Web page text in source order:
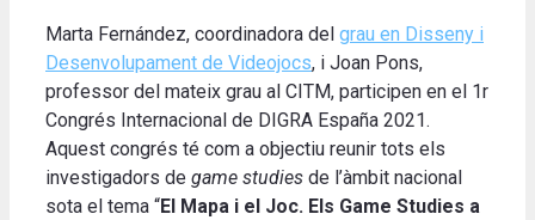
Marta Fernández, coordinadora del grau en Disseny i
Desenvolupament de Videojocs, i Joan Pons,
professor del mateix grau al CITM, participen en el 1r
Congrés Internacional de DIGRA España 2021.
Aquest congrés té com a objectiu reunir tots els
investigadors de game studies de l’àmbit nacional
sota el tema “El Mapa i el Joc. Els Game Studies a